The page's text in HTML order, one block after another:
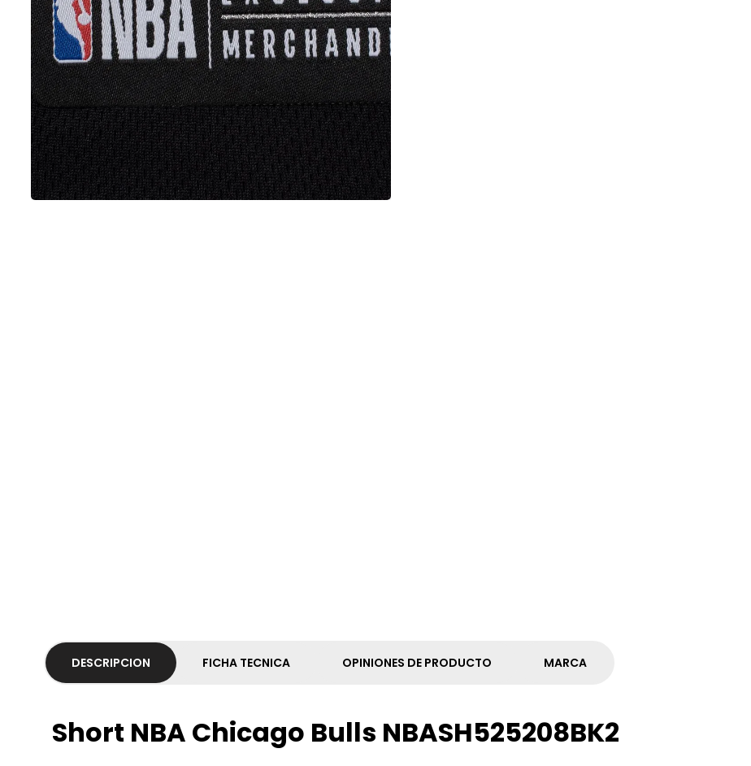
DESCRIPCION FICHA TECNICA OPINIONES DE PRODUCTO MARCA
Short NBA Chicago Bulls NBASH525208BK2